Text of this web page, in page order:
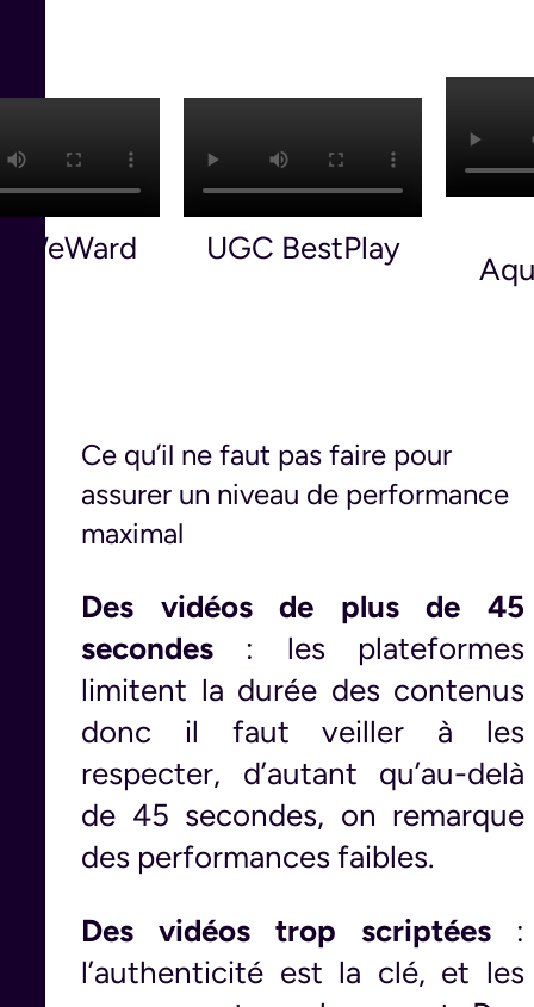
WeWard UGC BestPlay
Ce qu’il ne faut pas faire pour
assurer un niveau de performance
maximal
Des vidéos de plus de 45
secondes : les plateformes
limitent la durée des contenus
donc il faut veiller à les
respecter, d’autant qu’au-delà
de 45 secondes, on remarque
des performances faibles.
Des vidéos trop scriptées :
l’authenticité est la clé, et les